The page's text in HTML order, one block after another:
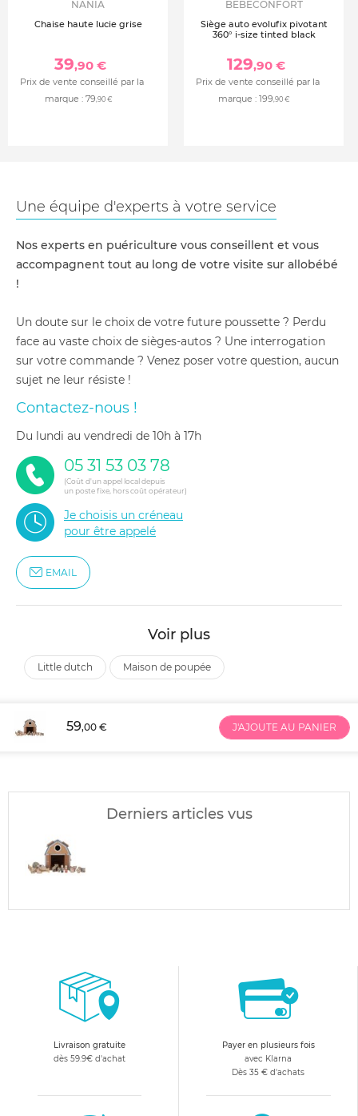
NANIA
Chaise haute lucie grise
39,90 €
Prix de vente conseillé par la
marque : 79,90 €
BEBECONFORT
Siège auto evolufix pivotant
360° i-size tinted black
129,90 €
Prix de vente conseillé par la
marque : 199,90 €
Une équipe d'experts à votre service
Nos experts en puériculture vous conseillent et vous
accompagnent tout au long de votre visite sur allobébé
!
Un doute sur le choix de votre future poussette ? Perdu
face au vaste choix de sièges-autos ? Une interrogation
sur votre commande ? Venez poser votre question, aucun
sujet ne leur résiste !
Contactez-nous !
du lundi au vendredi de 10h à 17h
05 31 53 03 78
(Coût d'un appel local depuis
un poste fixe, hors coût opérateur)
Je choisis un créneau
pour être appelé
EMAIL
Voir plus
little dutch maison de poupée
59,00 € J'AJOUTE AU PANIER
Derniers articles vus
Livraison gratuite
dès 59.9€ d'achat
Payer en plusieurs fois
avec Klarna
Dès 35 € d'achats